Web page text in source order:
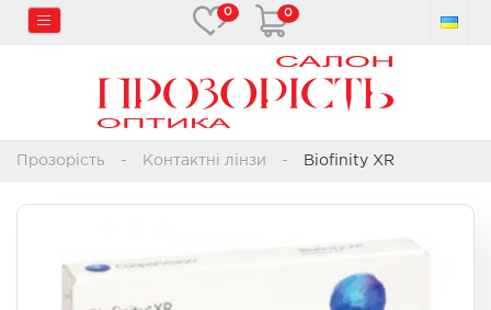
0 0
Прозорість Контактні лінзи Biofinity XR